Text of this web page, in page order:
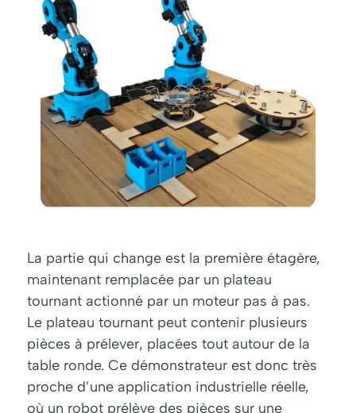
La partie qui change est la première étagère,
maintenant remplacée par un plateau
tournant actionné par un moteur pas à pas.
Le plateau tournant peut contenir plusieurs
pièces à prélever, placées tout autour de la
table ronde. Ce démonstrateur est donc très
proche d’une application industrielle réelle,
où un robot prélève des pièces sur une